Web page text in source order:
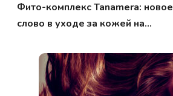
Фито-комплекс Tanamera: новое
слово в уходе за кожей на
Малайзии